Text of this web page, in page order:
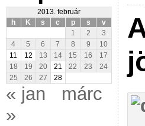
2013. február
h
K s c p s
v
1
2
3
4
5 6 7 8 9
10
11
12 13 14 15 16
17
18
19 20 21 22 23
24
25
26 27 28
« jan
márc
»